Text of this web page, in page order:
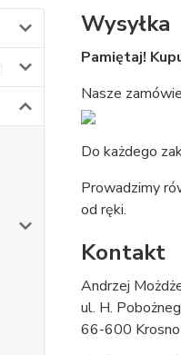
Wysyłka
Pamiętaj!
Nasze
Do każdego
Prowadzimy
od ręki.
Kontakt
Andrzej
ul. H.
66-600